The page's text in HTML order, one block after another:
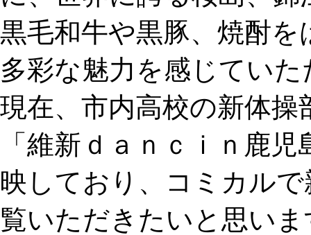
黒毛和牛や黒豚、焼酎
多彩な魅力を感じてい
現在、市内高校の新体
「維新ｄａｎｃｉｎ鹿
映しており、コミカル
覧いただきたいと思い